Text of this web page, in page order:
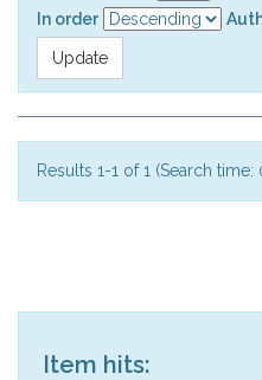
In order
Results 1-1 of 1 (Search
Item hits: